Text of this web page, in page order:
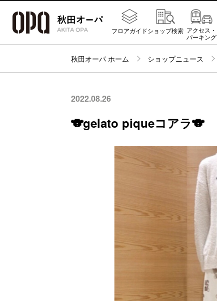
フロアガイドショップ検索 アクセス・
パーキング
秋田オーパ ホーム ショップニュース
2022.08.26
🐨gelato piqueコアラ🐨